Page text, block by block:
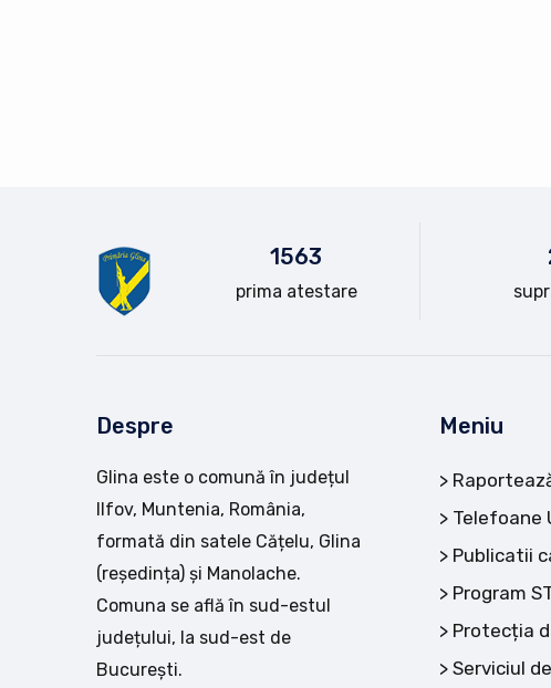
1563
prima atestare
Despre
Glina este o comună în județul
Ilfov, Muntenia, România,
formată din satele Cățelu, Glina
(reședința) și Manolache.
Comuna se află în sud-estul
județului, la sud-est de
București.
Meniu
Telefoane
Publicatii
Program
Protecția
Serviciul